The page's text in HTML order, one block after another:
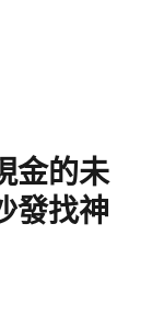
金的未
發找神